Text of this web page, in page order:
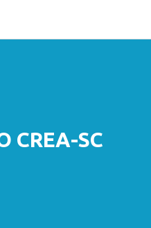
CREA-SC